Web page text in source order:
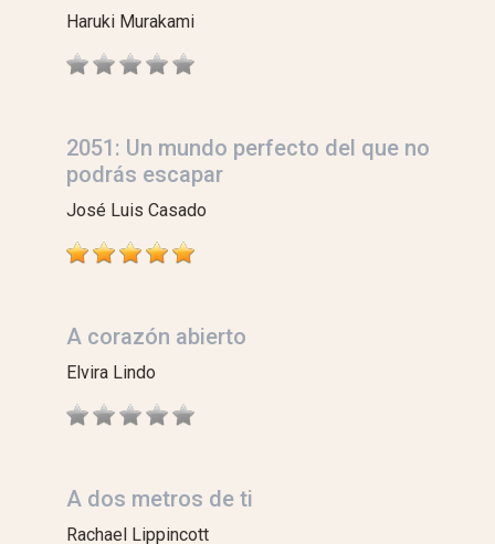
Haruki Murakami
2051: Un mundo perfecto del que no
podrás escapar
José Luis Casado
A corazón abierto
Elvira Lindo
A dos metros de ti
Rachael Lippincott